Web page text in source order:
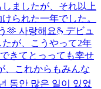
ましたが、それ以上
られた一年でした。
🫶 사랑해요🫰 デビュ
が、こうやって2年
きてとっっても幸せ
、これからもみんな
동안 많은 일이 있었